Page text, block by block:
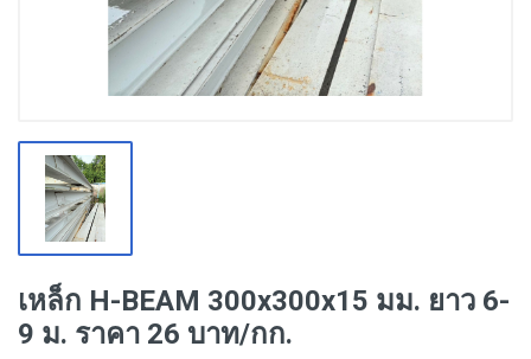
เหล็ก H-BEAM 300x300x15 มม. ยาว 6-
9 ม. ราคา 26 บาท/กก.